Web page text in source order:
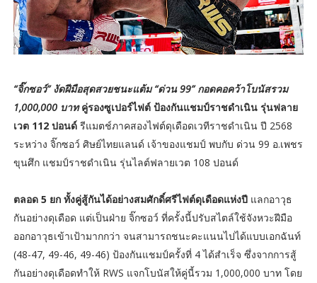
“จิ๊กซอว์” งัดฝีมือสุดสวยชนะแต้ม “ด่วน 99” กอดคอคว้าโบนัสรวม
1,000,000 บาทคู่รองซูเปอร์ไฟต์ ป้องกันแชมป์ราชดำเนิน รุ่นฟลาย
เวต 112 ปอนด์รีแมตช์ภาคสองไฟต์ดุเดือดเวทีราชดำเนิน ปี 2568
ระหว่าง จิ๊กซอว์ ศิษย์ไทยแลนด์ เจ้าของแชมป์ พบกับ ด่วน 99 อ.เพชร
ขุนศึก แชมป์ราชดำเนิน รุ่นไลต์ฟลายเวต 108 ปอนด์
ตลอด 5 ยก ทั้งคู่สู้กันได้อย่างสมศักดิ์ศรีไฟต์ดุเดือดแห่งปี แลกอาวุธ
กันอย่างดุเดือด แต่เป็นฝ่าย จิ๊กซอว์ ที่ครั้งนี้ปรับสไตล์ใช้จังหวะฝีมือ
ออกอาวุธเข้าเป้ามากกว่า จนสามารถชนะคะแนนไปได้แบบเอกฉันท์
(48-47, 49-46, 49-46) ป้องกันแชมป์ครั้งที่ 4 ได้สำเร็จ ซึ่งจากการสู้
กันอย่างดุเดือดทำให้ RWS แจกโบนัสให้คู่นี้รวม 1,000,000 บาท โดย